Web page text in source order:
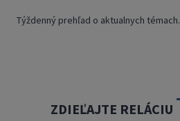
Týždenný prehľad o aktualnych témach.
ZDIEĽAJTE RELÁCIU